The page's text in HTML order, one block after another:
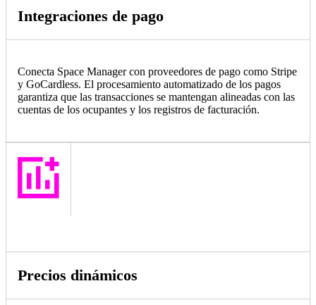
Integraciones de pago
Conecta Space Manager con proveedores de pago como Stripe
y GoCardless. El procesamiento automatizado de los pagos
garantiza que las transacciones se mantengan alineadas con las
cuentas de los ocupantes y los registros de facturación.
Precios dinámicos